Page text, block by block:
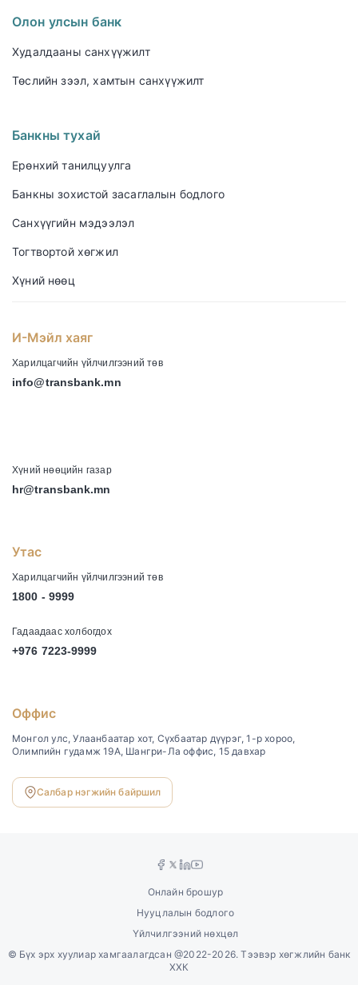
Олон улсын банк
Худалдааны санхүүжилт
Төслийн зээл, хамтын санхүүжилт
Банкны тухай
Ерөнхий танилцуулга
Банкны зохистой засаглалын бодлого
Санхүүгийн мэдээлэл
Тогтвортой хөгжил
Хүний нөөц
И-Мэйл хаяг
Харилцагчийн үйлчилгээний төв
info@transbank.mn
Хүний нөөцийн газар
hr@transbank.mn
Утас
Харилцагчийн үйлчилгээний төв
1800 - 9999
Гадаадаас холбогдох
+976 7223-9999
Оффис
Монгол улс, Улаанбаатар хот, Сүхбаатар дүүрэг, 1-р хороо,
Олимпийн гудамж 19А, Шангри-Ла оффис, 15 давхар
Салбар нэгжийн байршил
© Бүх эрх хуулиар хамгаалагдсан @2022-2026. Тээвэр хөгжлийн банк
ХХК
Үйлчилгээний нөхцөл
Нууцлалын бодлого
Онлайн брошур